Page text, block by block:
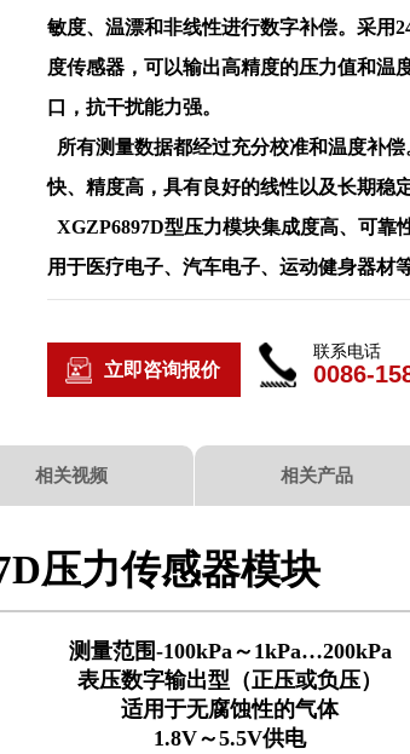
敏度、温漂和非线性进行数字补偿。采用
度传感器，可以输出高精度的压力值和温
口，抗干扰能力强。
所有测量数据都经过充分校准和温度补
快、精度高，具有良好的线性以及长期稳定
XGZP6897D型压力模块集成度高、可靠
用于医疗电子、汽车电子、运动健身器材
立即咨询报价
联系电话
0086-
相关视频 相关产品
压力传感器模块
测量范围-100kPa～1kPa…200kPa
表压数字输出型（正压或负压）
适用于无腐蚀性的气体
1.8V～5.5V供电